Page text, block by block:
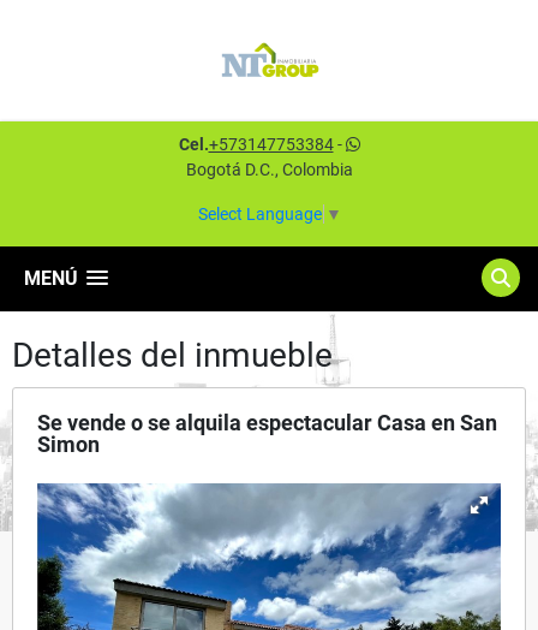
Cel.+573147753384-
Bogotá D.C., Colombia
Select Language ▼
MENÚ
Detalles del inmueble
Se vende o se alquila espectacular Casa en San
Simon